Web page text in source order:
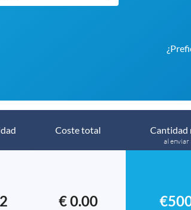
Coste total Cantidad
al
€ 0.00